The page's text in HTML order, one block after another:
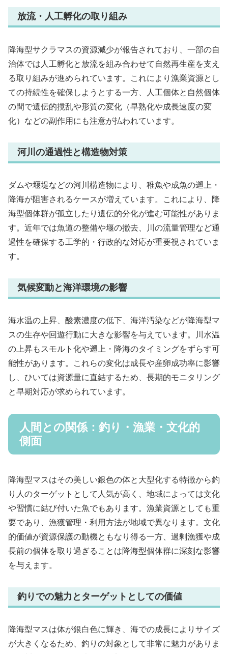
放流・人工孵化の取り組み
降海型サクラマスの資源減少が報告されており、一部の自
治体では人工孵化と放流を組み合わせて自然再生産を支え
る取り組みが進められています。これにより漁業資源とし
ての持続性を確保しようとする一方、人工個体と自然個体
の間で遺伝的撹乱や形質の変化（早熟化や成長速度の変
化）などの副作用にも注意が払われています。
河川の通過性と構造物対策
ダムや堰堤などの河川構造物により、稚魚や成魚の遡上・
降海が阻害されるケースが増えています。これにより、降
海型個体群が孤立したり遺伝的分化が進む可能性がありま
す。近年では魚道の整備や堰の撤去、川の流量管理など通
過性を確保する工学的・行政的な対応が重要視されていま
す。
気候変動と海洋環境の影響
海水温の上昇、酸素濃度の低下、海洋汚染などが降海型マ
スの生存や回遊行動に大きな影響を与えています。川水温
の上昇もスモルト化や遡上・降海のタイミングをずらす可
能性があります。これらの変化は成長や産卵成功率に影響
し、ひいては資源量に直結するため、長期的モニタリング
と早期対応が求められています。
人間との関係：釣り・漁業・文化的
側面
降海型マスはその美しい銀色の体と大型化する特徴から釣
り人のターゲットとして人気が高く、地域によっては文化
や習慣に結び付いた魚でもあります。漁業資源としても重
要であり、漁獲管理・利用方法が地域で異なります。文化
的価値が資源保護の動機ともなり得る一方、過剰漁獲や成
長前の個体を取り過ぎることは降海型個体群に深刻な影響
を与えます。
釣りでの魅力とターゲットとしての価値
降海型マスは体が銀白色に輝き、海での成長によりサイズ
が大きくなるため、釣りの対象として非常に魅力がありま